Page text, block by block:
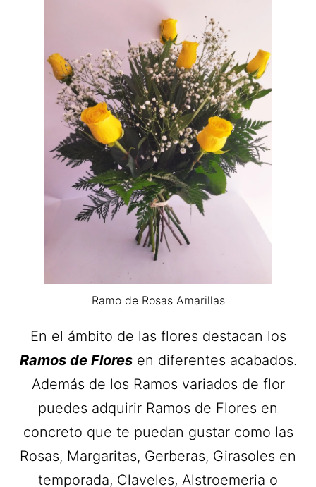
Ramo de Rosas Amarillas
En el ámbito de las flores destacan los
Ramos de Floresen diferentes acabados.
Además de los Ramos variados de flor
puedes adquirir Ramos de Flores en
concreto que te puedan gustar como las
Rosas, Margaritas, Gerberas, Girasoles en
temporada, Claveles, Alstroemeria o